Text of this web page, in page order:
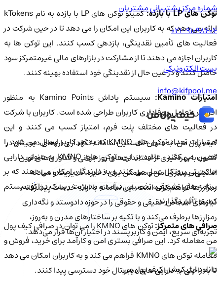
توکن های LP با بازده:
کمیتو توکن های LP با بازده به نام kTokens
ارائه می دهد که به کاربران این امکان را می دهد تا در حین شرکت در
فعالیت های تأمین نقدینگی، بازدهی کسب کنند. این توکن ها به
کاربران اجازه می دهند تا از مشارکت در بازارهای مالی غیرمتمرکز سود
حاصل کنند و در عین حال از نقدینگی خود استفاده بهینه کنند.
امتیازات Kamino:
سیستم پاداش Kamino Points به منظور
افزایش تعامل و وفاداری کاربران طراحی شده است. کاربران با شرکت
در فعالیت های مختلف پلت فرم، امتیاز کسب می کنند و این
امتیازات تعداد توکن های KMNO که به هر کاربر ارسال می شود را
تعیین می کنند. علاوه بر این، توکن های KMNO به عنوان دارایی
حاکمیتی پروتکل عمل می کنند و به دارندگان امکان می دهند که بر
برنامه های تشویقی، تخصیص درآمد و مدیریت ریسک در اکوسیستم
کمیتو تأثیر بگذارند.
صرافی های متمرکز:
توکن های KMNO را می توان در صرافی کیف پول
من معامله کرد. این صرافی بستری امن و کارآمد برای خرید، فروش و
معامله توکن های KMNO فراهم می کند و به کاربران امکان می دهد
تا به راحتی به دارایی های دیجیتال خود دسترسی پیدا کنند.
شماره مرکز پشتیبانی مشتریان
021-91098404
پست الکترونیکی
info@kifpool.me
کیف‌ پول من، به‌عنوان نخستین سامانه نگهداری ارزهای دیجیتال در
کشور، با بهره‌گیری از استانداردهای روز جهانی و فناوری‌های نوین
امنیتی، بستری امن و مطمئن برای ذخیره، مدیریت و مبادله
رمزارزها فراهم کرده است. این سامانه با ارائه خدمات پیشرفته،
نیازهای اشخاص حقیقی و حقوقی را در حوزه دادوستد و نگه‌داری
رمزارزها برطرف می‌کند و با تکیه بر ساختارهای مدرن و به‌روز،
تجربه‌ای سریع، ایمن و کاربرپسند در اختیار آن‌ها قرار می‌دهد.
دانلود اپلیکیشن کیف‌ پول من